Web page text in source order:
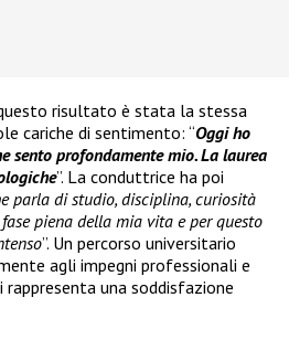
risultato è stata la stessa
cariche di sentimento: “Oggi ho
sento profondamente mio. La laurea
”. La conduttrice ha poi
parla di studio, disciplina, curiosità
piena della mia vita e per questo
”. Un percorso universitario
agli impegni professionali e
una soddisfazione